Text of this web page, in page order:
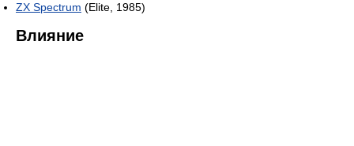
ZX Spectrum (Elite, 1985)
Влияние